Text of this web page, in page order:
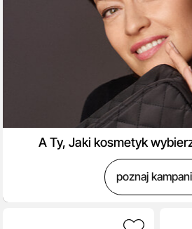
A Ty, Jaki kosmetyk
poznaj